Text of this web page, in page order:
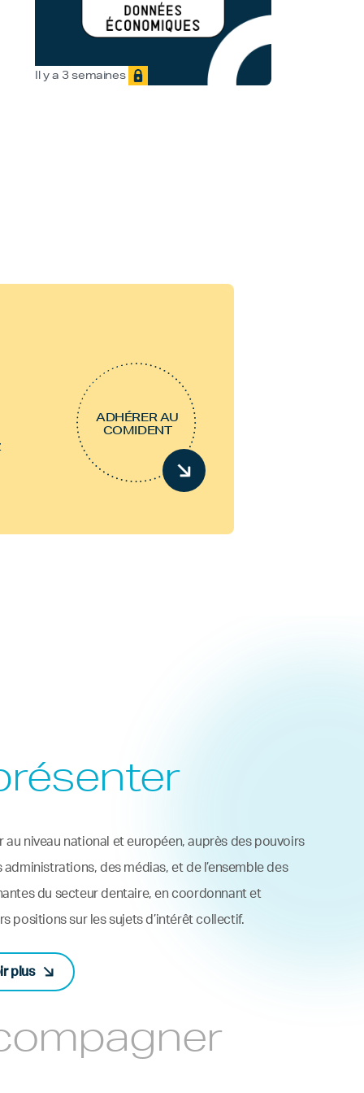
Il y a 3 semaines
ADHÉRER AU
COMIDENT
au niveau national et européen, auprès des pouvoirs
administrations, des médias, et de l’ensemble des
du secteur dentaire, en coordonnant et
positions sur les sujets d’intérêt collectif.
plus